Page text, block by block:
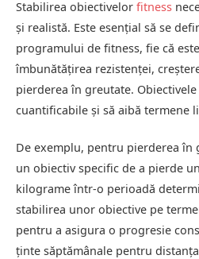
Stabilirea obiectivelor fitness
și realistă. Este esențial să se
programului de fitness, fie că
îmbunătățirea rezistenței,
pierderea în greutate.
cuantificabile și să aibă termene
De exemplu, pentru pierderea în
un obiectiv specific de a pierde
kilograme într-o perioadă
stabilirea unor obiective pe
pentru a asigura o progresie
ținte săptămânale pentru